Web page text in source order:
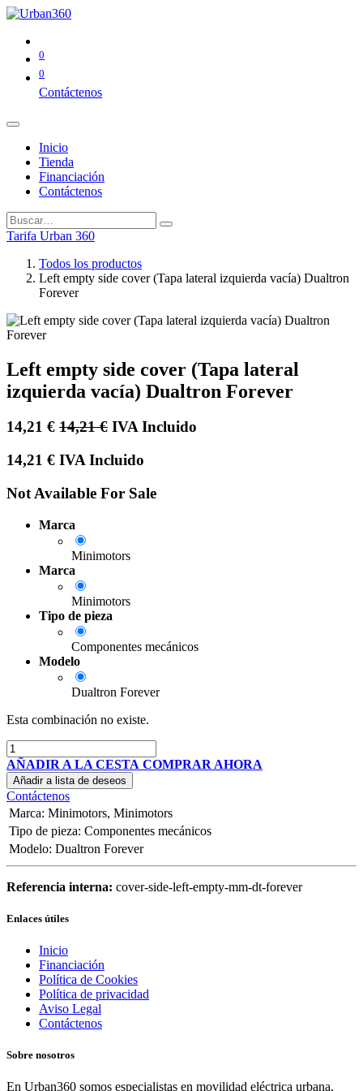
0
0
Contáctenos
Inicio
Tienda
Financiación
Contáctenos
Tarifa Urban 360
Todos los productos
Left empty side cover (Tapa lateral izquierda vacía) Dualtron
Forever
Left empty side cover (Tapa lateral
izquierda vacía) Dualtron Forever
14,21 € 14,21€ IVA Incluido
14,21 € IVA Incluido
Not Available For Sale
Marca
Minimotors
Marca
Minimotors
Tipo de pieza
Componentes mecánicos
Modelo
Dualtron Forever
Esta combinación no existe.
AÑADIR A LA CESTA COMPRAR AHORA
Añadir a lista de deseos
Contáctenos
Marca: Minimotors, Minimotors
Tipo de pieza: Componentes mecánicos
Modelo: Dualtron Forever
Referencia interna: cover-side-left-empty-mm-dt-forever
Enlaces útiles
Inicio
Financiación
Política de Cookies
Política de privacidad
Aviso Legal
Contáctenos
Sobre nosotros
En Urban360 somos especialistas en movilidad eléctrica urbana,